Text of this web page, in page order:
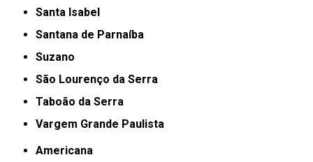
Santa Isabel
Santana de Parnaíba
Suzano
São Lourenço da Serra
Taboão da Serra
Vargem Grande Paulista
Americana